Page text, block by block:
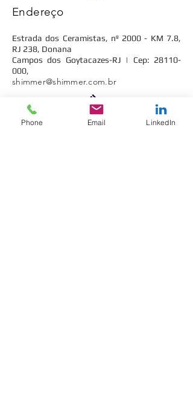
Endereço
Estrada dos Ceramistas, nº 2000 - KM 7.8,
RJ 238, Donana
Campos dos Goytacazes-RJ | Cep: 28110-
000,
shimmer@shimmer.com.br
Fale conosco
Phone Email LinkedIn